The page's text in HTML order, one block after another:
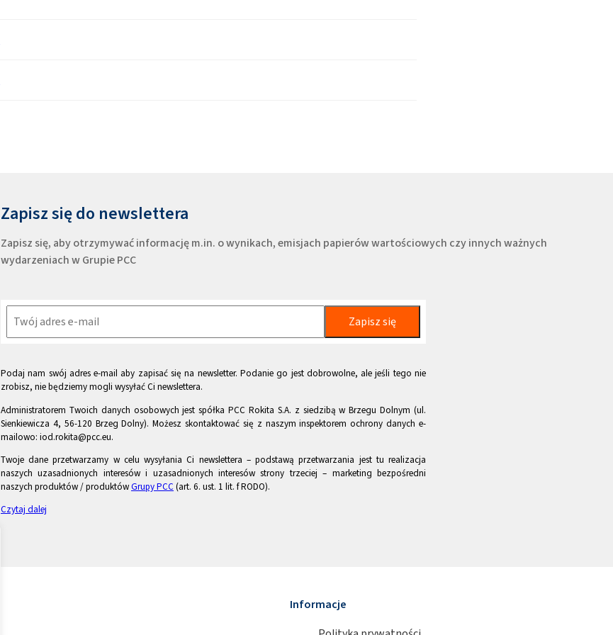
Zapisz się do newslettera
Zapisz się, aby otrzymywać informację m.in. o wynikach, emisjach papierów wartościowych czy innych ważnych
wydarzeniach w Grupie PCC
Zapisz się
Podaj nam swój adres e-mail aby zapisać się na newsletter. Podanie go jest dobrowolne, ale jeśli tego nie
zrobisz, nie będziemy mogli wysyłać Ci newslettera.
Administratorem Twoich danych osobowych jest spółka PCC Rokita S.A. z siedzibą w Brzegu Dolnym (ul.
Sienkiewicza 4, 56-120 Brzeg Dolny). Możesz skontaktować się z naszym inspektorem ochrony danych e-
mailowo: iod.rokita@pcc.eu.
Twoje dane przetwarzamy w celu wysyłania Ci newslettera – podstawą przetwarzania jest tu realizacja
naszych uzasadnionych interesów i uzasadnionych interesów strony trzeciej – marketing bezpośredni
naszych produktów / produktówGrupy PCC (art. 6. ust. 1 lit. f RODO).
Czytaj dalej
Informacje